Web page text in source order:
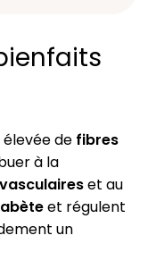
de fibres
à la
et au
et régulent
un